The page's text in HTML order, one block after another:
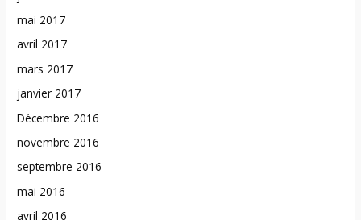
mai 2017
avril 2017
mars 2017
janvier 2017
Décembre 2016
novembre 2016
septembre 2016
mai 2016
avril 2016